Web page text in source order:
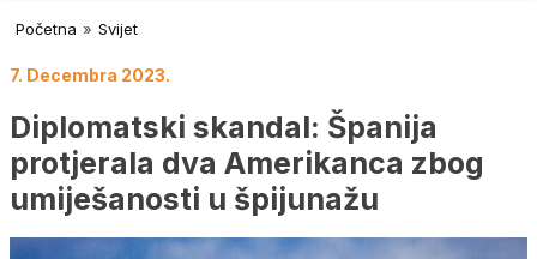
Početna » Svijet
7. Decembra 2023.
Diplomatski skandal: Španija
protjerala dva Amerikanca zbog
umiješanosti u špijunažu